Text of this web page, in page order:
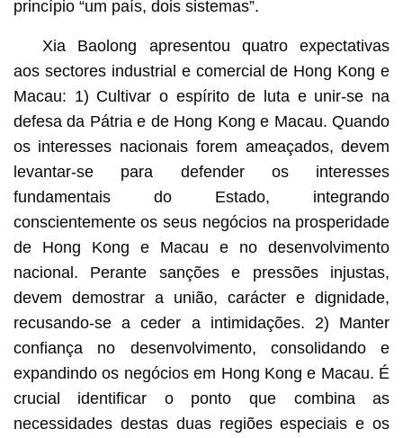
princípio “um país, dois sistemas”.
Xia Baolong apresentou quatro expectativas
aos sectores industrial e comercial de Hong Kong e
Macau: 1) Cultivar o espírito de luta e unir-se na
defesa da Pátria e de Hong Kong e Macau. Quando
os interesses nacionais forem ameaçados, devem
levantar-se para defender os interesses
fundamentais do Estado, integrando
conscientemente os seus negócios na prosperidade
de Hong Kong e Macau e no desenvolvimento
nacional. Perante sanções e pressões injustas,
devem demostrar a união, carácter e dignidade,
recusando-se a ceder a intimidações. 2) Manter
confiança no desenvolvimento, consolidando e
expandindo os negócios em Hong Kong e Macau. É
crucial identificar o ponto que combina as
necessidades destas duas regiões especiais e os